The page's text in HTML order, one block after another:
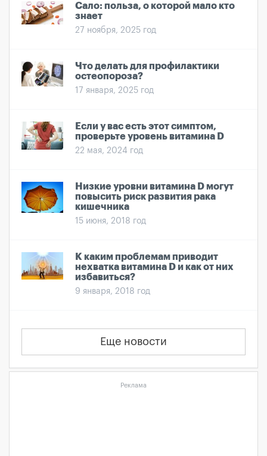
Сало: польза, о которой мало кто
знает
27 ноября, 2025 год
Что делать для профилактики
остеопороза?
17 января, 2025 год
Если у вас есть этот симптом,
проверьте уровень витамина D
22 мая, 2024 год
Низкие уровни витамина D могут
повысить риск развития рака
кишечника
15 июня, 2018 год
К каким проблемам приводит
нехватка витамина D и как от них
избавиться?
9 января, 2018 год
Еще новости
Реклама